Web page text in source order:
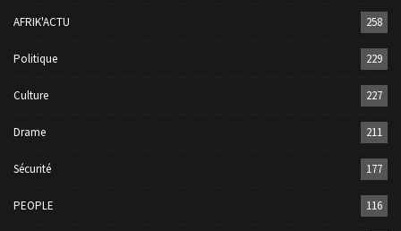
AFRIK'ACTU 258
Politique 229
Culture 227
Drame 211
Sécurité 177
PEOPLE 116